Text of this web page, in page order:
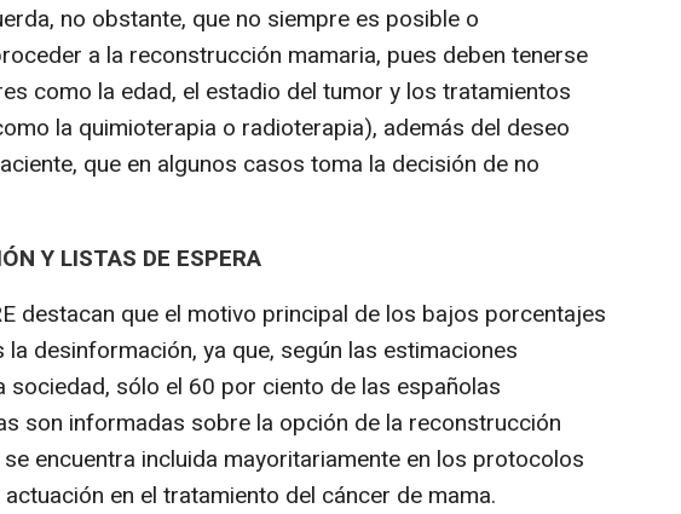
no obstante, que no siempre es posible o
a la reconstrucción mamaria, pues deben tenerse
como la edad, el estadio del tumor y los tratamientos
la quimioterapia o radioterapia), además del deseo
que en algunos casos toma la decisión de no
Y LISTAS DE ESPERA
destacan que el motivo principal de los bajos porcentajes
la desinformación, ya que, según las estimaciones
sociedad, sólo el 60 por ciento de las españolas
son informadas sobre la opción de la reconstrucción
encuentra incluida mayoritariamente en los protocolos
en el tratamiento del cáncer de mama.